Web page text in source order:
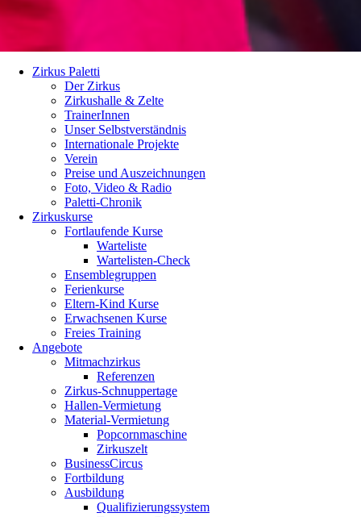
Zirkus Paletti
Der Zirkus
Zirkushalle & Zelte
TrainerInnen
Unser Selbstverständnis
Internationale Projekte
Verein
Preise und Auszeichnungen
Foto, Video & Radio
Paletti-Chronik
Zirkuskurse
Fortlaufende Kurse
Warteliste
Wartelisten-Check
Ensemblegruppen
Ferienkurse
Eltern-Kind Kurse
Erwachsenen Kurse
Freies Training
Angebote
Mitmachzirkus
Referenzen
Zirkus-Schnuppertage
Hallen-Vermietung
Material-Vermietung
Popcornmaschine
Zirkuszelt
BusinessCircus
Fortbildung
Ausbildung
Qualifizierungssystem